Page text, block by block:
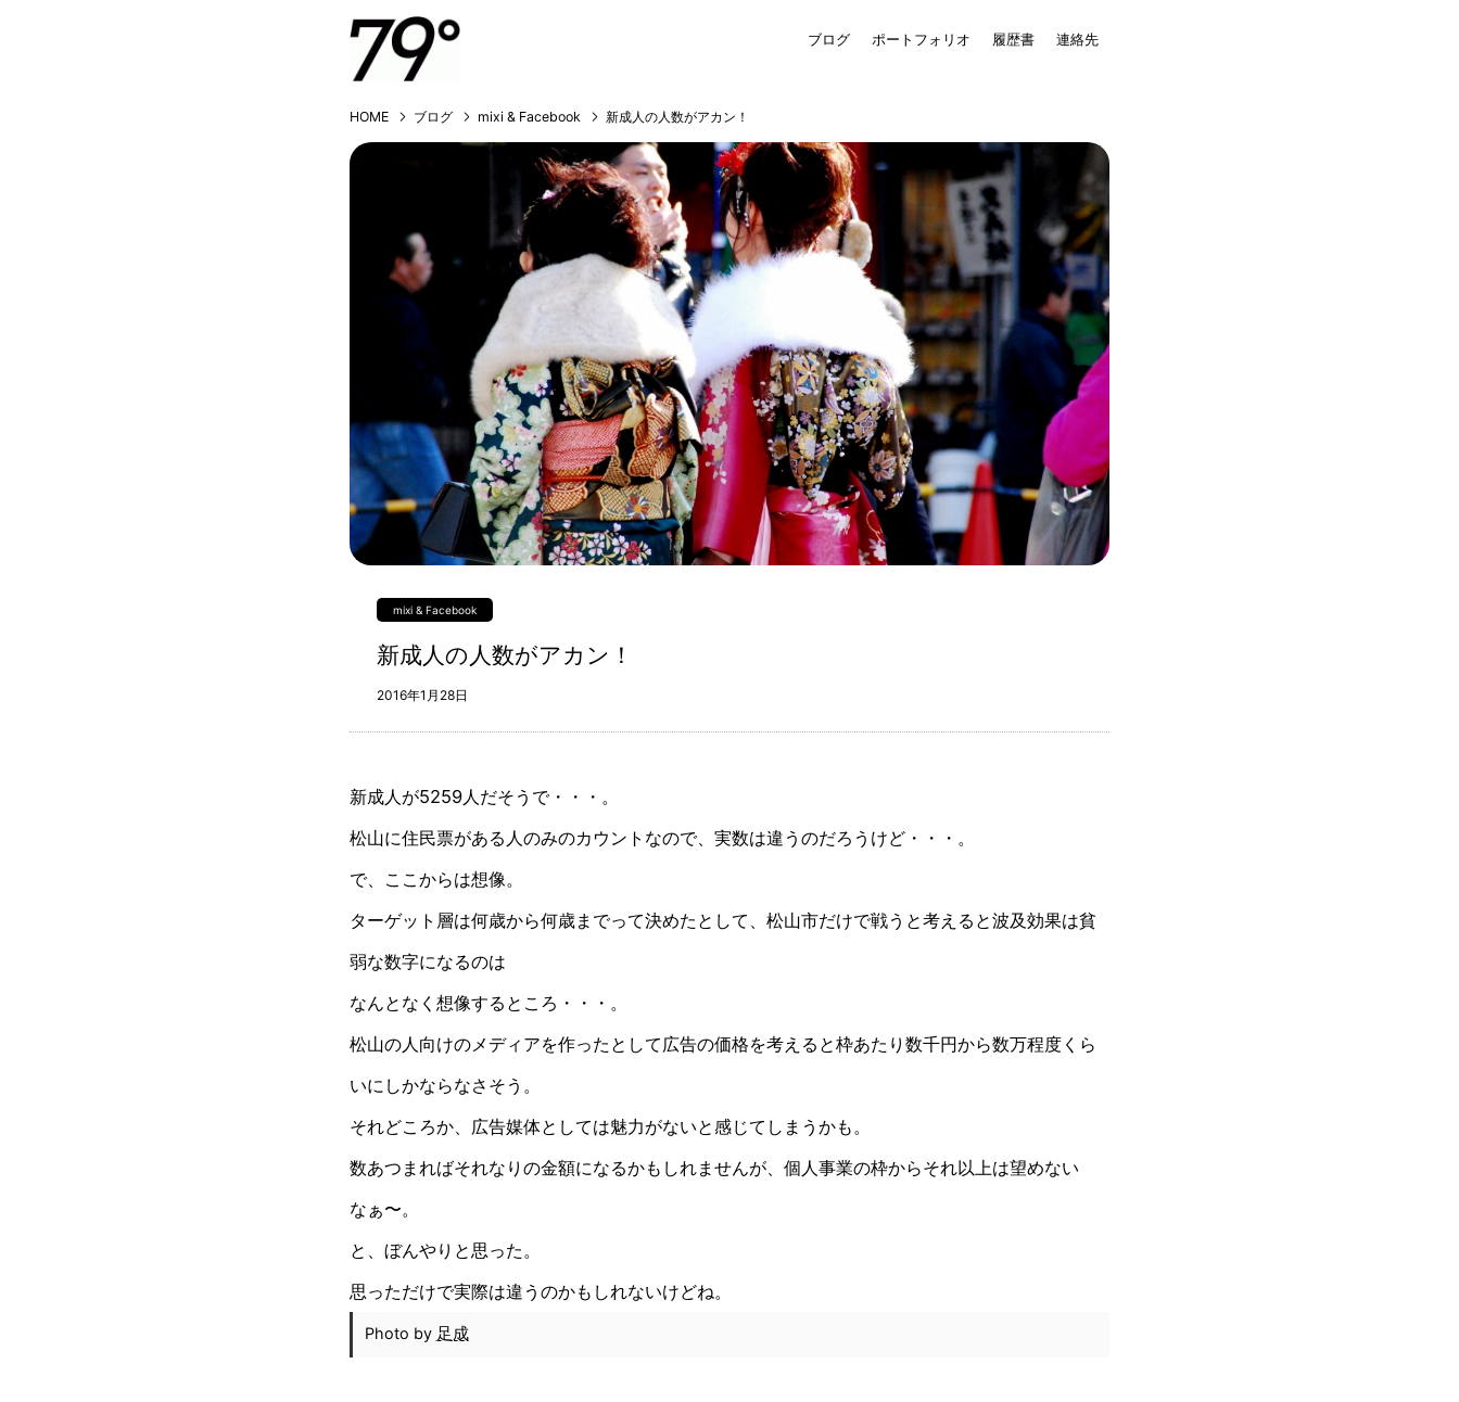
ブログ
ポートフォリオ
履歴書 連絡先
HOME ブログ mixi & Facebook 新成人の人数がアカン！
mixi & Facebook
新成人の人数がアカン！
2016年1月28日
新成人が5259人だそうで・・・。
松山に住民票がある人のみのカウントなので、実数は違うのだろうけど・・・。
で、ここからは想像。
ターゲット層は何歳から何歳までって決めたとして、松山市だけで戦うと考えると波及効果は貧
弱な数字になるのは
なんとなく想像するところ・・・。
松山の人向けのメディアを作ったとして広告の価格を考えると枠あたり数千円から数万程度くら
いにしかならなさそう。
それどころか、広告媒体としては魅力がないと感じてしまうかも。
数あつまればそれなりの金額になるかもしれませんが、個人事業の枠からそれ以上は望めない
なぁ〜。
と、ぼんやりと思った。
思っただけで実際は違うのかもしれないけどね。
Photo by 足成